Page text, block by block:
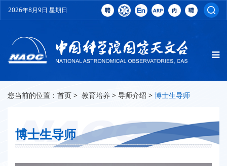
2026年8月9日 星期日
您当前的位置： 首页 > 教育培养 > 导师介绍 > 博士生导师
博士生导师